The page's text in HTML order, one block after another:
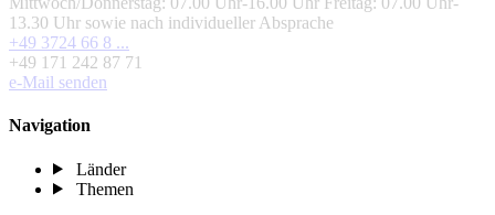
13.30 Uhr sowie nach individueller Absprache
+49 3724 66 8 ...
+49 171 242 87 71
e-Mail senden
Navigation
Länder
Themen